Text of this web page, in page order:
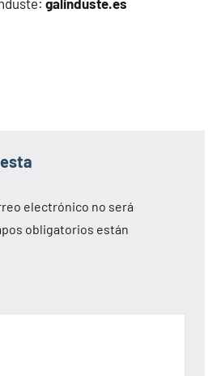
electrónico no será
obligatorios están